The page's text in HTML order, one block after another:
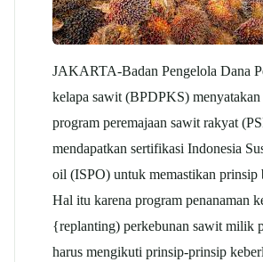
JAKARTA-Badan Pengelola Dana
kelapa sawit(BPDPKS) menyatakan
program peremajaan sawit rakyat
mendapatkan sertifikasi Indonesia
oil (ISPO) untuk memastikan prinsip
Hal itu karena program penanaman
{replanting) perkebunan sawit milik
harus mengikuti prinsip-prinsip